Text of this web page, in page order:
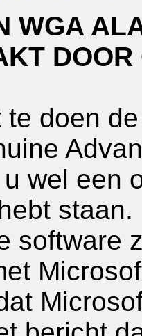
WGA
te doen
wel een
software